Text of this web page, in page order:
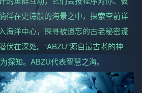
徉在史诗般的海景之中，探索空前详
海洋中心，探寻被遗忘的古老秘密谎
伏在深处。“ABZU”源自最古老的神
探知。ABZU代表智慧之海。